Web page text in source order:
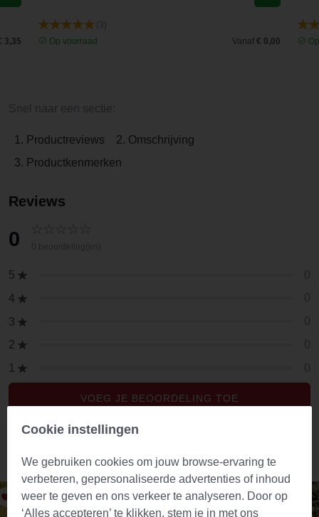
3,35
Op voorraad
Vanaf € 0,00
1. Productreviews
2. Omschrijving
3. Productkenmerken
Reviews
0
5
4
3
2
1
VOEG JE BEOORDELING TOE
Aanbevolen producten
Cookie instellingen
We gebruiken cookies om jouw browse-ervaring te
verbeteren, gepersonaliseerde advertenties of inhoud
weer te geven en ons verkeer te analyseren. Door op
‘Alles accepteren’ te klikken, stem je in met ons